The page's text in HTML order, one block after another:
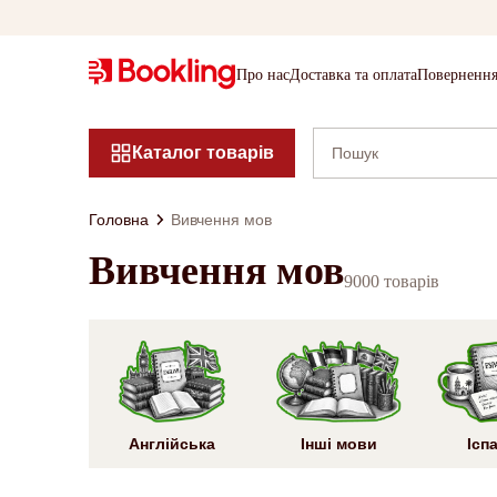
Про насДоставка та оплата
Каталог товарів
Головна Вивчення мов
Вивчення мов9000 товарів
Англійська Інші мови